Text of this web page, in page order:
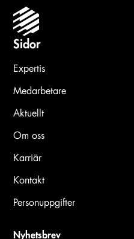
Sidor
Expertis
Medarbetare
Aktuellt
Om oss
Karriär
Kontakt
Personuppgifter
Nyhetsbrev